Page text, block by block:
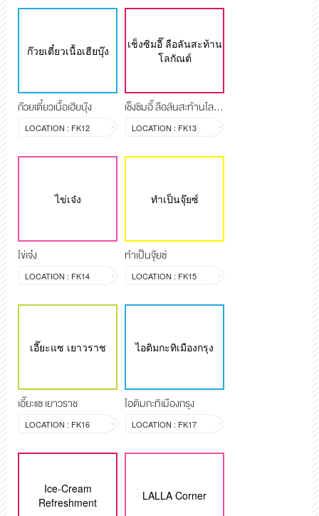
ก๊วยเตี๋ยวเนื้อเฮียบุ๊ง
ก๊วยเตี๋ยวเนื้อเฮียบุ๊ง
LOCATION : FK12
เช็งซิมอี๊ ลือลันสะท้าน
โลกัณต์
เช็งซิมอี๊ ลือลันสะท้านโลกัณต์
LOCATION : FK13
ไข่เจ๋ง
ไข่เจ๋ง
LOCATION : FK14
ทำเป็นจุ๊ยซ์
ทำเป็นจุ๊ยซ์
LOCATION : FK15
เอี๊ยะแซ เยาวราช
เอี๊ยะแซ เยาวราช
LOCATION : FK16
ไอติมกะทิเมืองกรุง
ไอติมกะทิเมืองกรุง
LOCATION : FK17
Ice-Cream
Refreshment
LALLA Corner